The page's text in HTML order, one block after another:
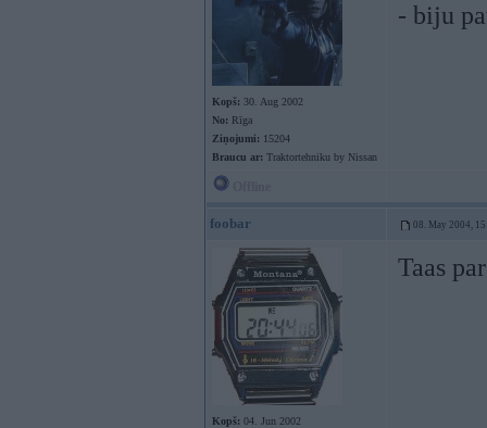
Kopš: 30. Aug 2002
No: Rīga
Ziņojumi: 15204
Braucu ar: Traktortehniku by Nissan
- biju
foobar 08. May 2004,
Kopš: 04. Jun 2002
Taas